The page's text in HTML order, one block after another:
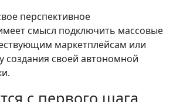
перспективное
смысл подключить массовые
маркетплейсам или
создания своей автономной
с первого шага